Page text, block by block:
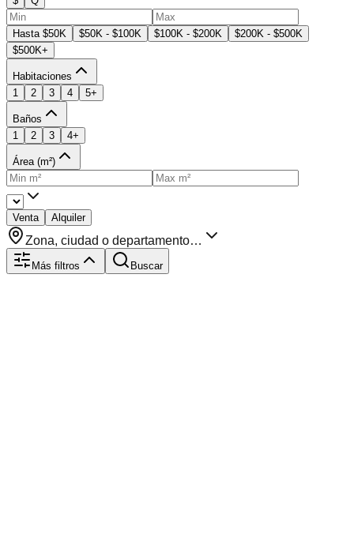
Hasta $50K $50K - $100K $100K - $200K
$200K - $500K
$500K+
Habitaciones
1
2 3 4 5+
Baños
1
2 3 4+
Área (m²)
Venta Alquiler
Zona, ciudad o departamento…
Más filtros Buscar